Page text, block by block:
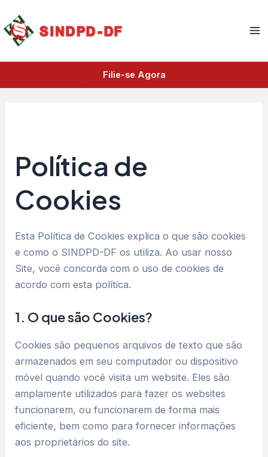
para
Filie-se Agora
Política de
Cookies
Esta Política de Cookies explica o que são cookies
e como o SINDPD-DF os utiliza. Ao usar nosso
Site, você concorda com o uso de cookies de
acordo com esta política.
1. O que são Cookies?
Cookies são pequenos arquivos de texto que são
armazenados em seu computador ou dispositivo
móvel quando você visita um website. Eles são
amplamente utilizados para fazer os websites
funcionarem, ou funcionarem de forma mais
eficiente, bem como para fornecer informações
aos proprietários do site.
r
q
u
v
s